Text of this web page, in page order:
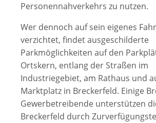
Personennahverkehrs zu nutzen.
Wer dennoch auf sein eigenes
verzichtet, findet ausgeschilderte
Parkmöglichkeiten auf den
Ortskern, entlang der Straßen im
Industriegebiet, am Rathaus und
Marktplatz in Breckerfeld. Einige
Gewerbetreibende unterstützen
Breckerfeld durch